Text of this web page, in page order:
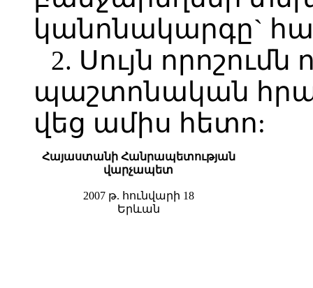
կանոնակարգը`
2. Սույն որոշումն
պաշտոնական
վեց ամիս հետո:
Հայաստանի Հանրապետության
վարչապետ
2007 թ. հունվարի 18
Երևան